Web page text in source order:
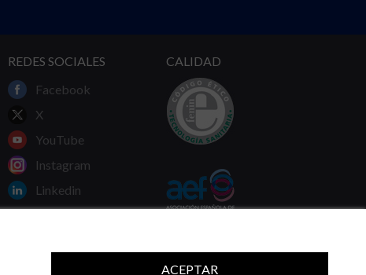
ACEPTAR
REDES SOCIALES
Facebook
X
YouTube
Instagram
Linkedin
CALIDAD